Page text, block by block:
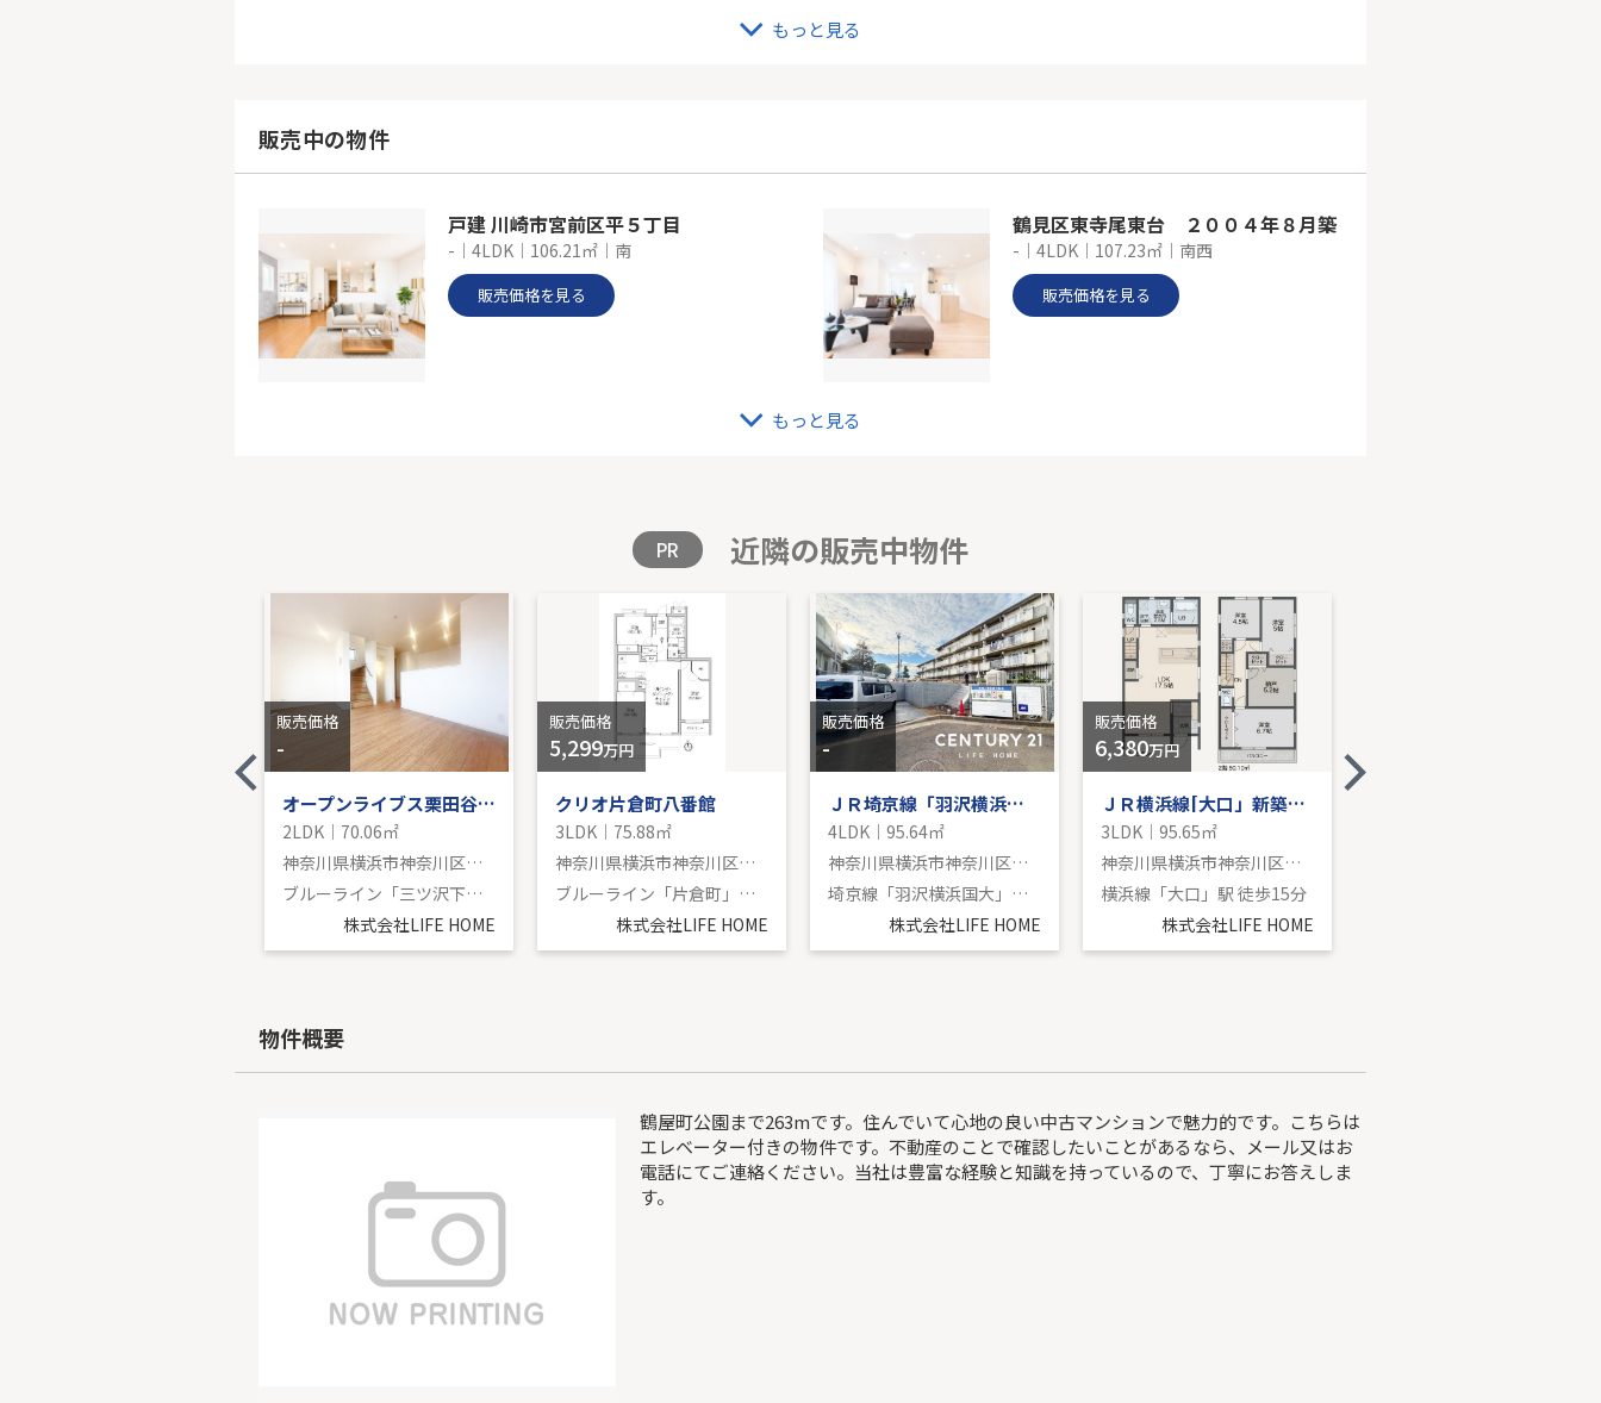
もっと見る
販売中の物件
戸建 川崎市宮前区平５丁目
-｜4LDK｜106.21㎡｜南
販売価格を見る
鶴見区東寺尾東台 ２００４年８月築
-｜4LDK｜107.23㎡｜南西
販売価格を見る
もっと見る
PR 近隣の販売中物件
販売価格
-
オープンライブス栗田谷アクセス
2LDK｜70.06㎡
神奈川県横浜市神奈川区栗田谷
ブルーライン「三ツ沢下町」駅 徒歩8分
株式会社LIFE HOME
販売価格
5,299万円
クリオ片倉町八番館
3LDK｜75.88㎡
神奈川県横浜市神奈川区神大寺２丁目
ブルーライン「片倉町」駅 徒歩6分
株式会社LIFE HOME
販売価格
-
ＪＲ埼京線「羽沢横浜国大」新築戸建
4LDK｜95.64㎡
神奈川県横浜市神奈川区羽沢町
埼京線「羽沢横浜国大」駅 徒歩15分
株式会社LIFE HOME
販売価格
6,380万円
ＪＲ横浜線[大口」新築戸建て
3LDK｜95.65㎡
神奈川県横浜市神奈川区西寺尾１丁目
横浜線「大口」駅 徒歩15分
株式会社LIFE HOME
物件概要
鶴屋町公園まで263mです。住んでいて心地の良い中古マンションで魅力的です。こちらは
エレベーター付きの物件です。不動産のことで確認したいことがあるなら、メール又はお
電話にてご連絡ください。当社は豊富な経験と知識を持っているので、丁寧にお答えしま
す。